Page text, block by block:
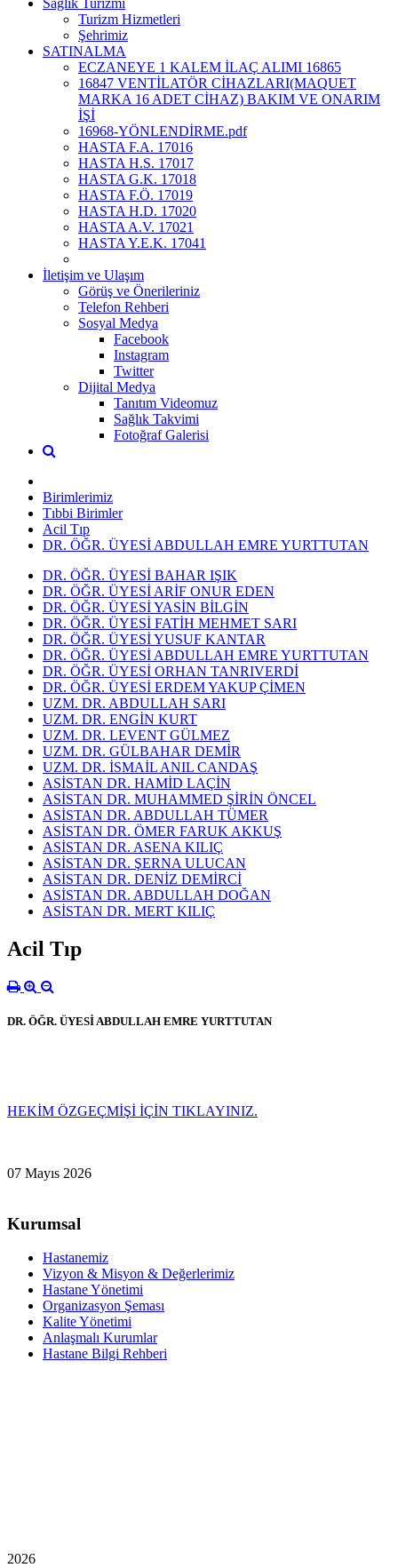
Turizm Hizmetleri
Şehrimiz
SATINALMA
ECZANEYE 1 KALEM İLAÇ ALIMI 16865
16847 VENTİLATÖR CİHAZLARI(MAQUET
MARKA 16 ADET CİHAZ) BAKIM VE ONARIM
İŞİ
16968-YÖNLENDİRME.pdf
HASTA F.A. 17016
HASTA H.S. 17017
HASTA G.K. 17018
HASTA F.Ö. 17019
HASTA H.D. 17020
HASTA A.V. 17021
HASTA Y.E.K. 17041
İletişim ve Ulaşım
Görüş ve Önerileriniz
Telefon Rehberi
Sosyal Medya
Facebook
Instagram
Twitter
Dijital Medya
Tanıtım Videomuz
Sağlık Takvimi
Fotoğraf Galerisi
Birimlerimiz
Tıbbi Birimler
Acil Tıp
DR. ÖĞR. ÜYESİ ABDULLAH EMRE YURTTUTAN
DR. ÖĞR. ÜYESİ BAHAR IŞIK
DR. ÖĞR. ÜYESİ ARİF ONUR EDEN
DR. ÖĞR. ÜYESİ YASİN BİLGİN
DR. ÖĞR. ÜYESİ FATİH MEHMET SARI
DR. ÖĞR. ÜYESİ YUSUF KANTAR
DR. ÖĞR. ÜYESİ ABDULLAH EMRE YURTTUTAN
DR. ÖĞR. ÜYESİ ORHAN TANRIVERDİ
DR. ÖĞR. ÜYESİ ERDEM YAKUP ÇİMEN
UZM. DR. ABDULLAH SARI
UZM. DR. ENGİN KURT
UZM. DR. LEVENT GÜLMEZ
UZM. DR. GÜLBAHAR DEMİR
UZM. DR. İSMAİL ANIL CANDAŞ
ASİSTAN DR. HAMİD LAÇİN
ASİSTAN DR. MUHAMMED ŞİRİN ÖNCEL
ASİSTAN DR. ABDULLAH TÜMER
ASİSTAN DR. ÖMER FARUK AKKUŞ
ASİSTAN DR. ASENA KILIÇ
ASİSTAN DR. ŞERNA ULUCAN
ASİSTAN DR. DENİZ DEMİRCİ
ASİSTAN DR. ABDULLAH DOĞAN
ASİSTAN DR. MERT KILIÇ
Acil Tıp
DR. ÖĞR. ÜYESİ ABDULLAH EMRE YURTTUTAN
HEKİM ÖZGEÇMİŞİ İÇİN TIKLAYINIZ.
07 Mayıs 2026
Kurumsal
Hastanemiz
Vizyon & Misyon & Değerlerimiz
Hastane Yönetimi
Organizasyon Şeması
Kalite Yönetimi
Anlaşmalı Kurumlar
Hastane Bilgi Rehberi
2026